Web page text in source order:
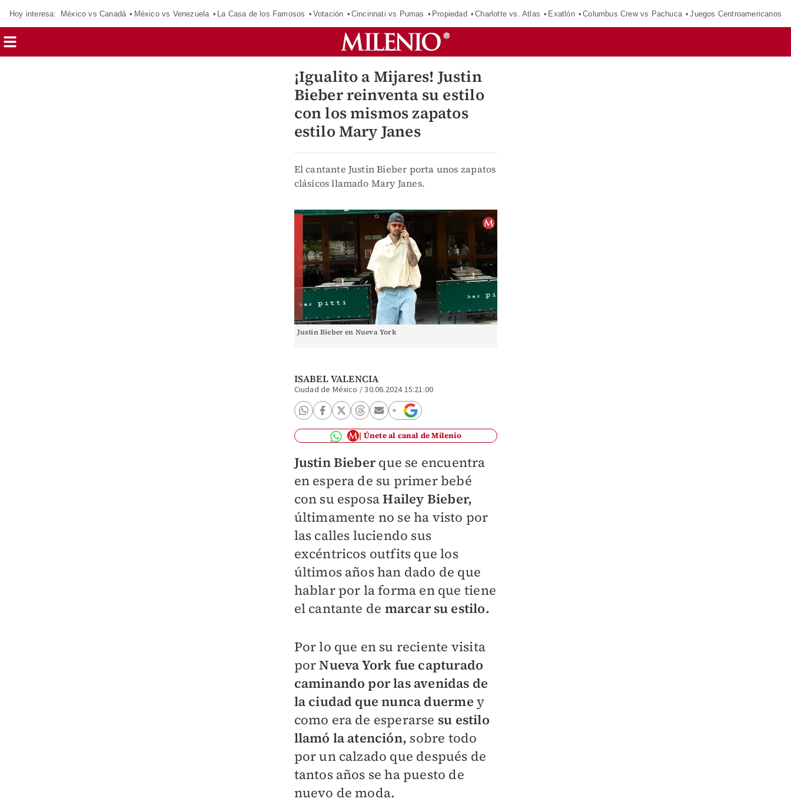
Hoy interesa: México vs Canadá México vs Venezuela La Casa de los Famosos Votación Cincinnati vs Pumas Propiedad Charlotte vs. Atlas Exatlón Columbus Crew vs Pachuca Juegos Centroamericanos
¡Igualito a Mijares! Justin
Bieber reinventa su estilo
con los mismos zapatos
estilo Mary Janes
El cantante Justin Bieber porta unos zapatos
clásicos llamado Mary Janes.
Justin Bieber en Nueva York
ISABEL VALENCIA
Ciudad de México /30.06.2024 15:21:00
Únete al canal de Milenio
Justin Bieberque se encuentra
en espera de su primer bebé
con su esposaHailey Bieber,
últimamente no se ha visto por
las calles luciendo sus
excéntricos outfits que los
últimos años han dado de que
hablar por la forma en que tiene
el cantante de marcar su estilo.
Por lo que en su reciente visita
porNueva York fue capturado
caminando por las avenidas de
la ciudad que nunca duerme y
como era de esperarse su estilo
llamó la atención, sobre todo
por un calzado que después de
tantos años se ha puesto de
nuevo de moda.